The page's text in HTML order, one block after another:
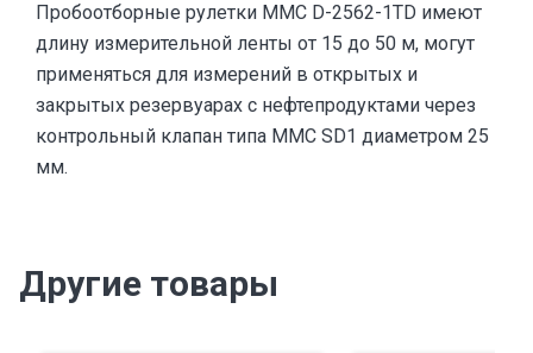
Пробоотборные рулетки MMC D-2562-1TD имеют
длину измерительной ленты от 15 до 50 м, могут
применяться для измерений в открытых и
закрытых резервуарах с нефтепродуктами через
контрольный клапан типа MMC SD1 диаметром 25
мм.
Другие товары